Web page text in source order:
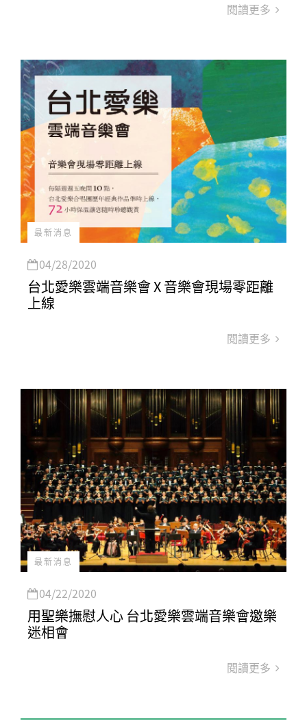
閱讀更多
最新消息
04/28/2020
台北愛樂雲端音樂會 X 音樂會現場零距離
上線
閱讀更多
最新消息
04/22/2020
用聖樂撫慰人心 台北愛樂雲端音樂會邀樂
迷相會
閱讀更多